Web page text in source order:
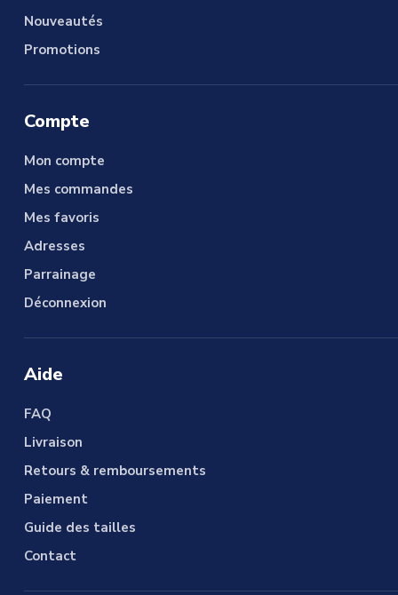
Nouveautés
Promotions
Compte
Mon compte
Mes commandes
Mes favoris
Adresses
Parrainage
Déconnexion
Aide
FAQ
Livraison
Retours & remboursements
Paiement
Guide des tailles
Contact